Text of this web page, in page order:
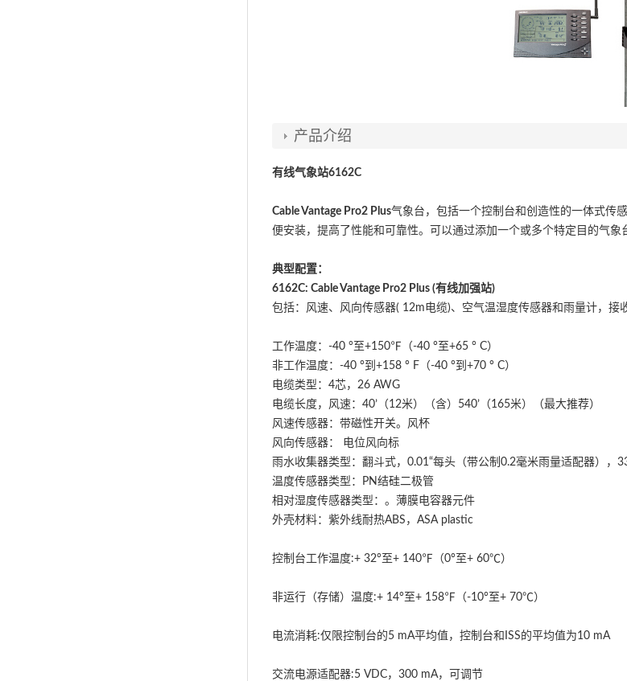
产品介绍
有线气象站6162C
Cable Vantage Pro2 Plus气象台，包括一个控制台和创造性的一体式传
便安装，提高了性能和可靠性。可以通过添加一个或多个特定目的气象
典型配置：
6162C: Cable Vantage Pro2 Plus (有线加强站)
包括：风速、风向传感器( 12m电缆)、空气温湿度传感器和雨量计，
工作温度：-40 °至+150℉（-40 °至+65 ° C）
非工作温度：-40 °到+158 ° F（-40 °到+70 ° C）
电缆类型：4芯，26 AWG
电缆长度，风速：40’（12米）（含）540’（165米）（最大推荐）
风速传感器：带磁性开关。风杯
风向传感器： 电位风向标
雨水收集器类型：翻斗式，0.01“每头（带公制0.2毫米雨量适配器），
温度传感器类型：PN结硅二极管
相对湿度传感器类型：。薄膜电容器元件
外壳材料：紫外线耐热ABS，ASA plastic
控制台工作温度:+ 32°至+ 140℉（0°至+ 60℃）
非运行（存储）温度:+ 14°至+ 158℉（-10°至+ 70℃）
电流消耗:仅限控制台的5 mA平均值，控制台和ISS的平均值为10 mA
交流电源适配器:5 VDC，300 mA，可调节